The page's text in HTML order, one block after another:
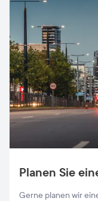
Planen Sie
Gerne planen wir